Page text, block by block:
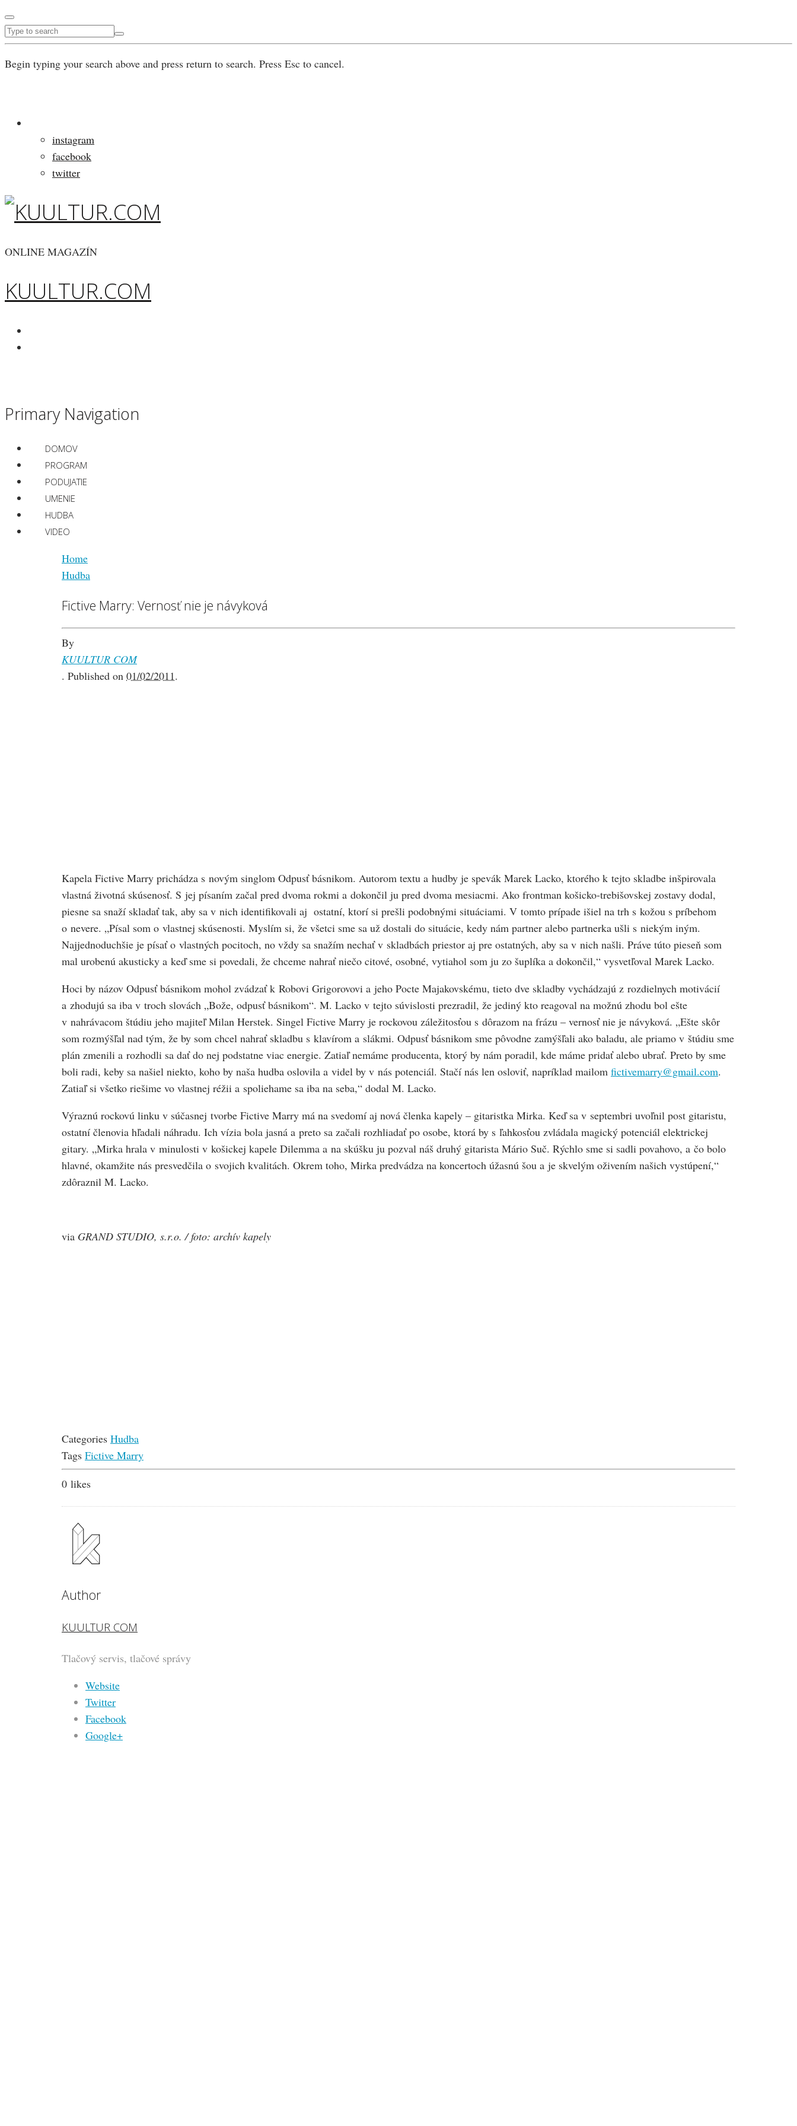
Begin typing your search above and press return to search. Press Esc to cancel.
instagram
facebook
twitter
ONLINE MAGAZÍN
KUULTUR.COM
Primary Navigation
DOMOV
PROGRAM
PODUJATIE
UMENIE
HUDBA
VIDEO
Home
Hudba
Fictive Marry: Vernosť nie je návyková
By
KUULTUR COM
. Published on 01/02/2011.
Kapela Fictive Marry prichádza s novým singlom Odpusť básnikom. Autorom textu a hudby je spevák Marek Lacko, ktorého k tejto skladbe inšpirovala
vlastná životná skúsenosť. S jej písaním začal pred dvoma rokmi a dokončil ju pred dvoma mesiacmi. Ako frontman košicko-trebišovskej zostavy dodal,
piesne sa snaží skladať tak, aby sa v nich identifikovali aj ostatní, ktorí si prešli podobnými situáciami. V tomto prípade išiel na trh s kožou s príbehom
o nevere. „Písal som o vlastnej skúsenosti. Myslím si, že všetci sme sa už dostali do situácie, kedy nám partner alebo partnerka ušli s niekým iným.
Najjednoduchšie je písať o vlastných pocitoch, no vždy sa snažím nechať v skladbách priestor aj pre ostatných, aby sa v nich našli. Práve túto pieseň som
mal urobenú akusticky a keď sme si povedali, že chceme nahrať niečo citové, osobné, vytiahol som ju zo šuplíka a dokončil,“ vysvetľoval Marek Lacko.
Hoci by názov Odpusť básnikom mohol zvádzať k Robovi Grigorovovi a jeho Pocte Majakovskému, tieto dve skladby vychádzajú z rozdielnych motivácií
a zhodujú sa iba v troch slovách „Bože, odpusť básnikom“. M. Lacko v tejto súvislosti prezradil, že jediný kto reagoval na možnú zhodu bol ešte
v nahrávacom štúdiu jeho majiteľ Milan Herstek. Singel Fictive Marry je rockovou záležitosťou s dôrazom na frázu – vernosť nie je návyková. „Ešte skôr
som rozmýšľal nad tým, že by som chcel nahrať skladbu s klavírom a slákmi. Odpusť básnikom sme pôvodne zamýšľali ako baladu, ale priamo v štúdiu sme
plán zmenili a rozhodli sa dať do nej podstatne viac energie. Zatiaľ nemáme producenta, ktorý by nám poradil, kde máme pridať alebo ubrať. Preto by sme
boli radi, keby sa našiel niekto, koho by naša hudba oslovila a videl by v nás potenciál. Stačí nás len osloviť, napríklad mailom fictivemarry@gmail.com.
Zatiaľ si všetko riešime vo vlastnej réžii a spoliehame sa iba na seba,“ dodal M. Lacko.
Výraznú rockovú linku v súčasnej tvorbe Fictive Marry má na svedomí aj nová členka kapely – gitaristka Mirka. Keď sa v septembri uvoľnil post gitaristu,
ostatní členovia hľadali náhradu. Ich vízia bola jasná a preto sa začali rozhliadať po osobe, ktorá by s ľahkosťou zvládala magický potenciál elektrickej
gitary. „Mirka hrala v minulosti v košickej kapele Dilemma a na skúšku ju pozval náš druhý gitarista Mário Suč. Rýchlo sme si sadli povahovo, a čo bolo
hlavné, okamžite nás presvedčila o svojich kvalitách. Okrem toho, Mirka predvádza na koncertoch úžasnú šou a je skvelým oživením našich vystúpení,“
zdôraznil M. Lacko.
via GRAND STUDIO, s.r.o. / foto: archív kapely
Categories Hudba
Tags Fictive Marry
0 likes
Author
KUULTUR COM
Tlačový servis, tlačové správy
Website
Twitter
Facebook
Google+